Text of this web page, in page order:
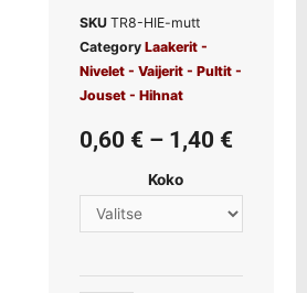
SKU TR8-HIE-mutt
Category Laakerit -
Nivelet - Vaijerit - Pultit -
Jouset - Hihnat
0,60 € – 1,40 €
Koko